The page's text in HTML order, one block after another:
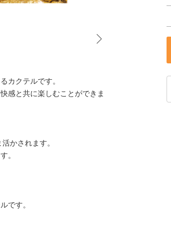
カクテルです。
感と共に楽しむことができま
かされます。
。
です。